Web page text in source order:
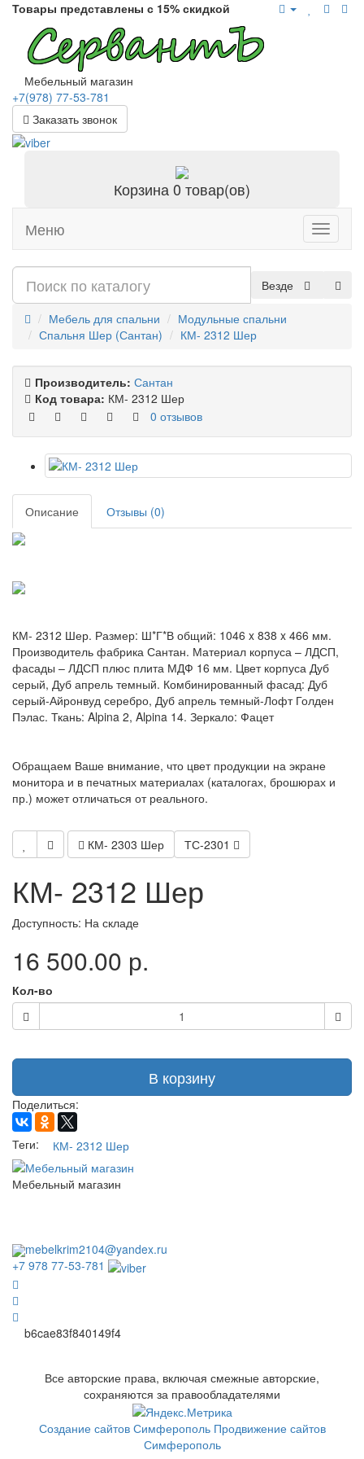
Товары представлены с 15% скидкой
Мебельный магазин
+7(978) 77-53-781
Заказать звонок
Корзина0 товар(ов)
Toggle
Меню
Везде
Мебель для спальни
Модульные спальни
Спальня Шер (Сантан)
КМ- 2312 Шер
Производитель: Сантан
Код товара: КМ- 2312 Шер
0 отзывов
Описание Отзывы (0)
КМ- 2312 Шер. Размер: Ш*Г*В общий: 1046 x 838 x 466 мм.
Производитель фабрика Сантан. Материал корпуса – ЛДСП,
фасады – ЛДСП плюс плита МДФ 16 мм. Цвет корпуса Дуб
серый, Дуб апрель темный. Комбинированный фасад: Дуб
серый-Айронвуд серебро, Дуб апрель темный-Лофт Голден
Пэлас. Ткань: Alpina 2, Alpina 14. Зеркало: Фацет
Обращаем Ваше внимание, что цвет продукции на экране
монитора и в печатных материалах (каталогах, брошюрах и
пр.) может отличаться от реального.
КМ- 2303 Шер ТС-2301
КМ- 2312 Шер
Доступность: На складе
16 500.00 р.
Кол-во
В корзину
Поделиться:
Теги: КМ- 2312 Шер
Мебельный магазин
mebelkrim2104@yandex.ru
+7 978 77-53-781
b6cae83f840149f4
Все авторские права, включая смежные авторские,
сохраняются за правообладателями
Создание сайтов Симферополь Продвижение сайтов
Симферополь